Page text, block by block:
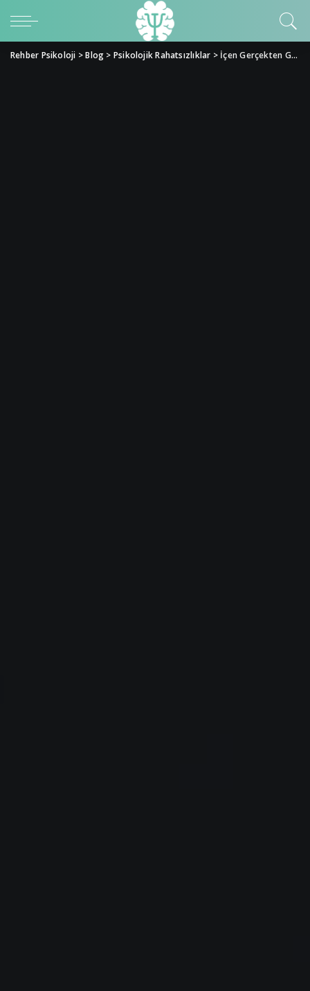
Rehber Psikoloji >Blog > Psikolojik Rahatsızlıklar > İçen Gerçekten Güzelleşir mi: Alkol